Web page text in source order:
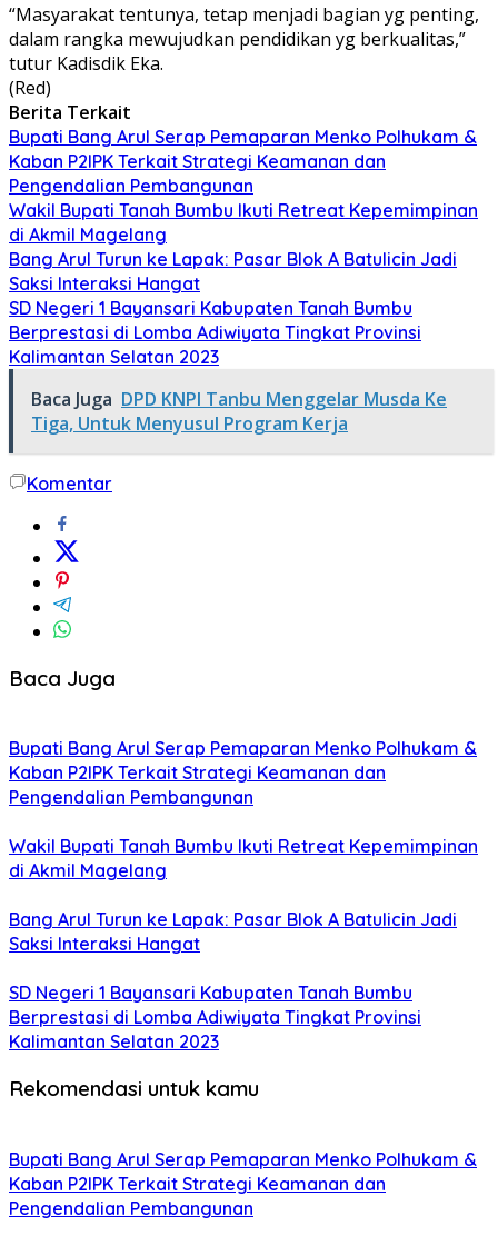
“Masyarakat tentunya, tetap menjadi bagian yg penting,
dalam rangka mewujudkan pendidikan yg berkualitas,”
tutur Kadisdik Eka.
(Red)
Berita Terkait
Bupati Bang Arul Serap Pemaparan Menko Polhukam &
Kaban P2IPK Terkait Strategi Keamanan dan
Pengendalian Pembangunan
Wakil Bupati Tanah Bumbu Ikuti Retreat Kepemimpinan
di Akmil Magelang
Bang Arul Turun ke Lapak: Pasar Blok A Batulicin Jadi
Saksi Interaksi Hangat
SD Negeri 1 Bayansari Kabupaten Tanah Bumbu
Berprestasi di Lomba Adiwiyata Tingkat Provinsi
Kalimantan Selatan 2023
Baca Juga DPD KNPI Tanbu Menggelar Musda Ke
Tiga, Untuk Menyusul Program Kerja
Komentar
Baca Juga
Bupati Bang Arul Serap Pemaparan Menko Polhukam &
Kaban P2IPK Terkait Strategi Keamanan dan
Pengendalian Pembangunan
Wakil Bupati Tanah Bumbu Ikuti Retreat Kepemimpinan
di Akmil Magelang
Bang Arul Turun ke Lapak: Pasar Blok A Batulicin Jadi
Saksi Interaksi Hangat
SD Negeri 1 Bayansari Kabupaten Tanah Bumbu
Berprestasi di Lomba Adiwiyata Tingkat Provinsi
Kalimantan Selatan 2023
Rekomendasi untuk kamu
Bupati Bang Arul Serap Pemaparan Menko Polhukam &
Kaban P2IPK Terkait Strategi Keamanan dan
Pengendalian Pembangunan